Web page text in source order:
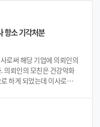
항소 기각처분
로써 해당 기업에 의뢰인의
의뢰인의 모친은 건강악화
하게 되었는데 이사로
게 지급되었다는 이유로